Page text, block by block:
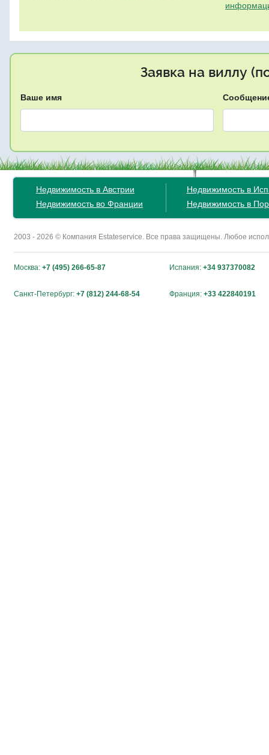
Заявка на виллу
Ваше имя
Недвижимость в Австрии
Недвижимость во Франции
Недвижимость в
Недвижимость в
2003 - 2026 © Компания Estateservice. Все права защищены. Любое
Москва: +7 (495) 266-65-87 Испания: +34 937370082
Санкт-Петербург: +7 (812) 244-68-54 Франция: +33 422840191